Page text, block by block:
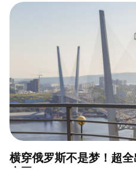
横穿俄罗斯不是梦！超
大国